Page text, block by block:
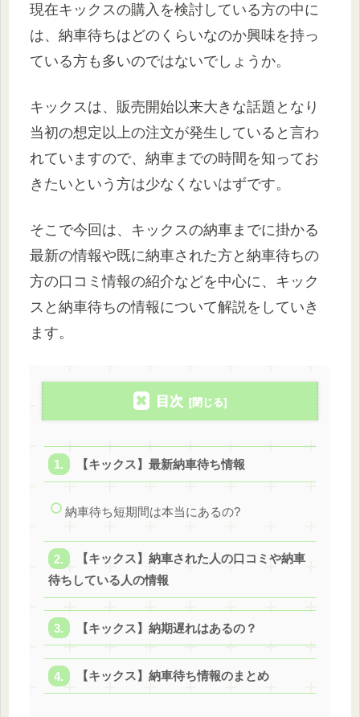
現在キックスの購入を検討している方の中に
は、納車待ちはどのくらいなのか興味を持っ
ている方も多いのではないでしょうか。
キックスは、販売開始以来大きな話題となり
当初の想定以上の注文が発生していると言わ
れていますので、納車までの時間を知ってお
きたいという方は少なくないはずです。
そこで今回は、キックスの納車までに掛かる
最新の情報や既に納車された方と納車待ちの
方の口コミ情報の紹介などを中心に、キック
スと納車待ちの情報について解説をしていき
ます。
目次
【キックス】最新納車待ち情報
納車待ち短期間は本当にあるの?
【キックス】納車された人の口コミや納車
待ちしている人の情報
【キックス】納期遅れはあるの？
【キックス】納車待ち情報のまとめ